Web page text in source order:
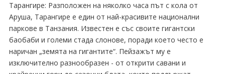
Тарангире: Разположен на няколко часа път с кола от
Аруша, Тарангире е един от най-красивите национални
паркове в Танзания. Известен е със своите гигантски
баобаби и големи стада слонове, поради което често е
наричан „земята на гигантите“. Пейзажът му е
изключително разнообразен - от открити савани и